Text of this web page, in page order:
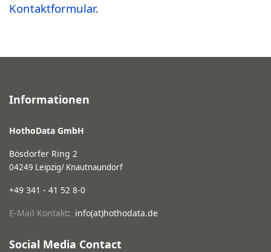
Kontaktformular.
Informationen
HothoData GmbH
Bösdorfer Ring 2
04249 Leipzig/ Knautnaundorf
+49 341 - 41 52 8-0
E-Mail Kontakt: info(at)hothodata.de
Social Media Contact